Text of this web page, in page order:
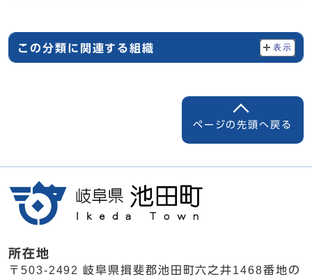
この分類に関連する組織 表示
ページの先頭へ戻る
所在地
〒503-2492 岐阜県揖斐郡池田町六之井1468番地の